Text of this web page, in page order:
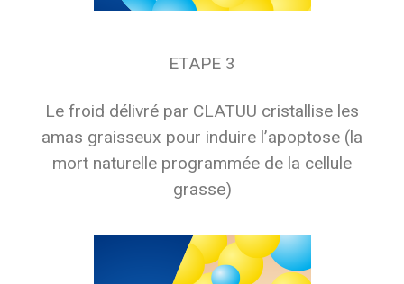
ETAPE 3
Le froid délivré par CLATUU cristallise les
amas graisseux pour induire l’apoptose (la
mort naturelle programmée de la cellule
grasse)